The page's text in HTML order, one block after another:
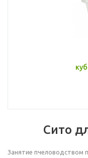
Сито
Занятие пчеловодством